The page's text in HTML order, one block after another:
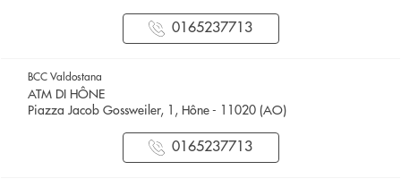
0165237713
BCC Valdostana
ATM DI HÔNE
Piazza Jacob Gossweiler, 1, Hône - 11020 (AO)
0165237713